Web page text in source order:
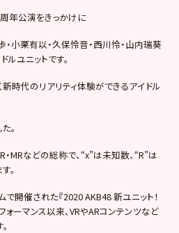
年公演をきっかけに
小栗有以・久保怜音・西川怜・山内瑞葵
ユニットです。
時代のリアリティ体験ができるアイドル
。
・MRなどの総称で、“x”は未知数、“R”は
。
開催された『2020 AKB48 新ユニット！
ーマンス以来、VRやARコンテンツなど